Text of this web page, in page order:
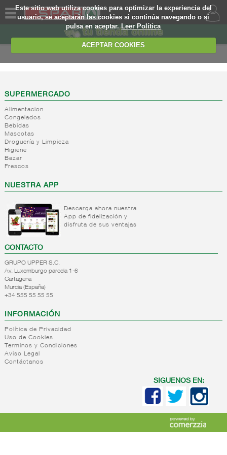
Este sitio web utiliza cookies para optimizar la experiencia del
usuario, se aceptarán las cookies si continúa navegando o si
pulsa en aceptar.Leer Política
ACEPTAR COOKIES
SOMOS
WEB
EJEMPLO
SUPERMERCADO
Alimentacion
Congelados
Bebidas
Mascotas
Droguería y Limpieza
Higiene
Bazar
Frescos
NUESTRA APP
Descarga ahora nuestra
App de fidelización y
disfruta de sus ventajas
CONTACTO
GRUPO UPPER S.C.
Av. Luxemburgo parcela 1-6
Cartagena
Murcia (España)
+34 555 55 55 55
INFORMACIÓN
Política de Privacidad
Uso de Cookies
Terminos y Condiciones
Aviso Legal
Contáctanos
SIGUENOS EN: